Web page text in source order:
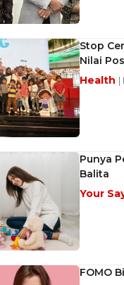
Stop
Nilai
Health |
Punya
Balita
Your
FOMO